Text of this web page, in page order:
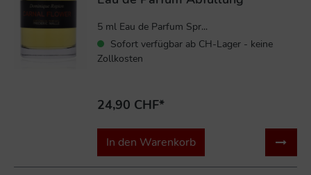
5 ml Eau de Parfum Spr...
Sofort verfügbar ab CH-Lager - keine
Zollkosten
24,90 CHF*
In den Warenkorb